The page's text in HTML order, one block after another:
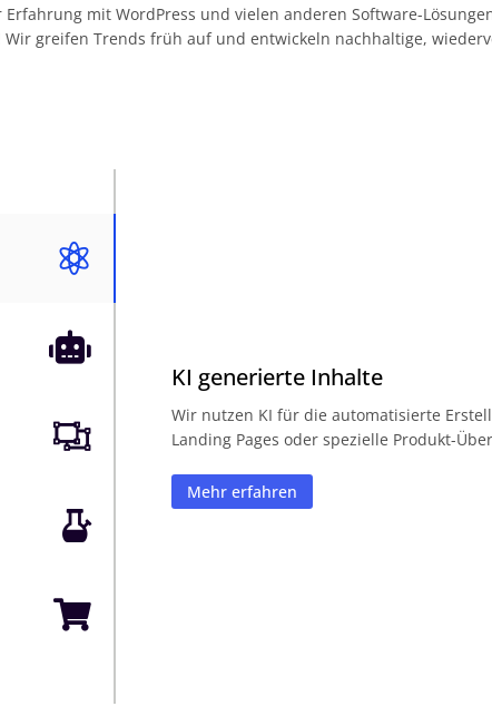
mit WordPress und vielen anderen Software-
greifen Trends früh auf und entwickeln nachhaltige,





KI generierte Inhalte
Wir nutzen KI für die automatisierte
Landing Pages oder spezielle Produkt-
Mehr erfahren